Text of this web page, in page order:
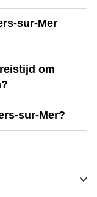
sur-Mer
om
sur-Mer?